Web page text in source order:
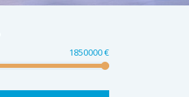
1850000 €